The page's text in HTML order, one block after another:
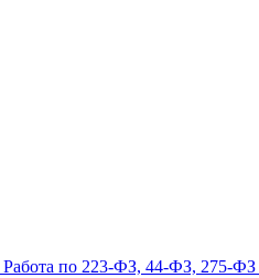
Работа по 223-ФЗ, 44-ФЗ, 275-ФЗ